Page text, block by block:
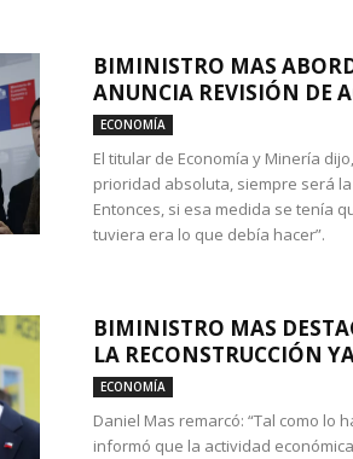
BIMINISTRO MAS
ANUNCIA REVISIÓN DE
ECONOMÍA
El titular de Economía y Minería
prioridad absoluta, siempre será
Entonces, si esa medida se tenía
tuviera era lo que debía hacer”.
BIMINISTRO MAS
LA RECONSTRUCCIÓN
ECONOMÍA
Daniel Mas remarcó: “Tal como lo
informó que la actividad